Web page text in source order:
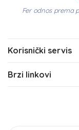
Fer odnos prema
Korisnički servis
Brzi linkovi